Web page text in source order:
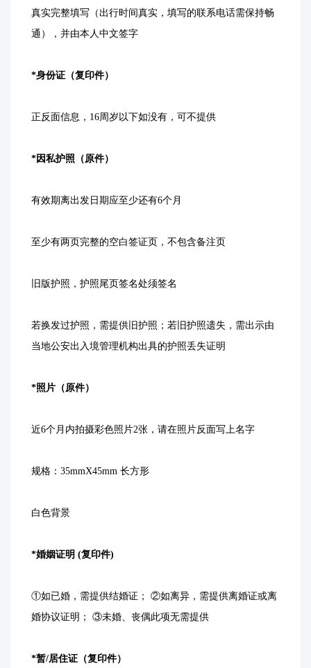
真实完整填写（出行时间真实，填写的联系电话需保持畅
通），并由本人中文签字
*身份证（复印件）
正反面信息，16周岁以下如没有，可不提供
*因私护照（原件）
有效期离出发日期应至少还有6个月
至少有两页完整的空白签证页，不包含备注页
旧版护照，护照尾页签名处须签名
若换发过护照，需提供旧护照；若旧护照遗失，需出示由
当地公安出入境管理机构出具的护照丢失证明
*照片（原件）
近6个月内拍摄彩色照片2张，请在照片反面写上名字
规格：35mmX45mm 长方形
白色背景
*婚姻证明 (复印件)
①如已婚，需提供结婚证； ②如离异，需提供离婚证或离
婚协议证明； ③未婚、丧偶此项无需提供
*暂/居住证（复印件）